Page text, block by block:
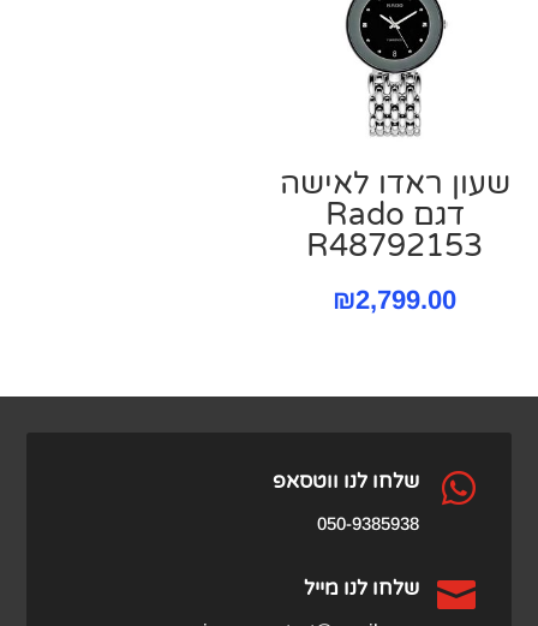
שעון ראדו לאישה
דגם Rado
R48792153
₪2,799.00
 שלחו לנו ווטסאפ
050-9385938
 שלחו לנו מייל